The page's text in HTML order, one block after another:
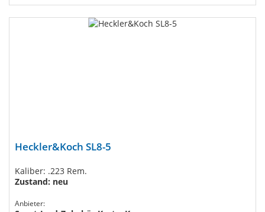
Heckler&Koch SL8-5
Kaliber: .223 Rem.
Zustand: neu
Anbieter: